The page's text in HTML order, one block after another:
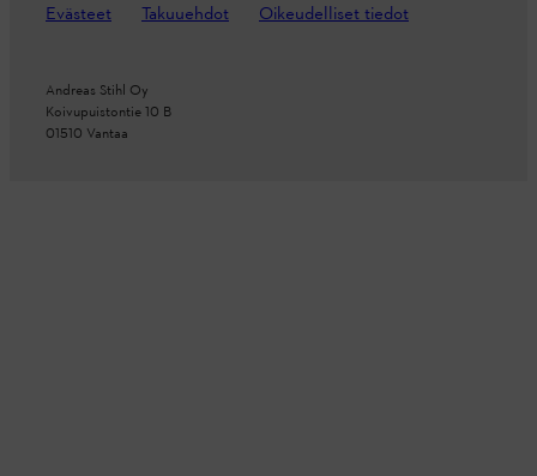
Evästeet Takuuehdot Oikeudelliset tiedot
Andreas Stihl Oy
Koivupuistontie 10 B
01510 Vantaa